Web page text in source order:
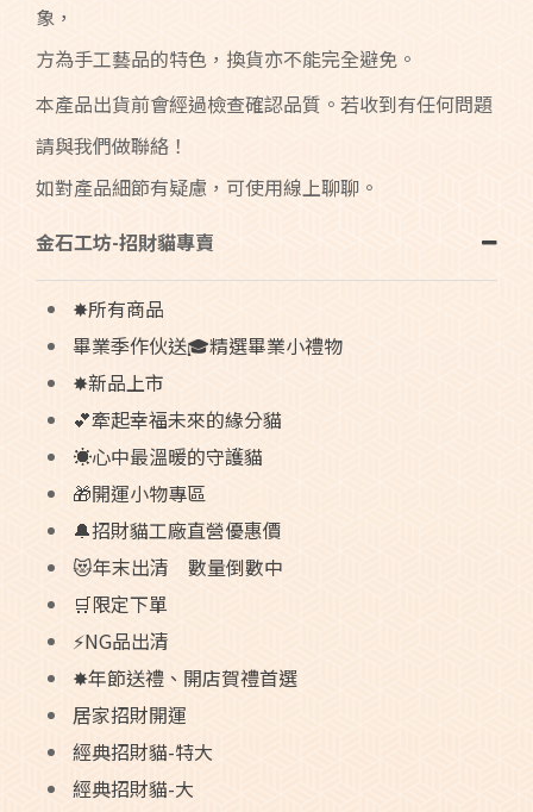
象，
方為手工藝品的特色，換貨亦不能完全避免。
本產品出貨前會經過檢查確認品質。若收到有任何問題
請與我們做聯絡！
如對產品細節有疑慮，可使用線上聊聊。
金石工坊-招財貓專賣
✸所有商品
畢業季作伙送🎓精選畢業小禮物
✸新品上市
💕牽起幸福未來的緣分貓
☀️心中最溫暖的守護貓
🎁開運小物專區
🔔招財貓工廠直營優惠價
😻年末出清 數量倒數中
🛒限定下單
⚡NG品出清
✸年節送禮、開店賀禮首選
居家招財開運
經典招財貓-特大
經典招財貓-大